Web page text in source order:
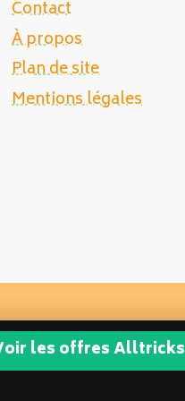
Contact
À propos
Plan de site
Mentions légales
les offres Alltricks